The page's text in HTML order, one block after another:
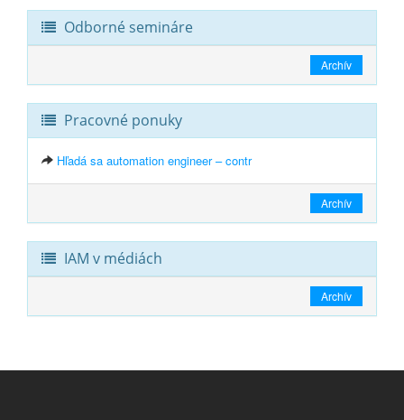
Odborné semináre
Archív
Pracovné ponuky
Hľadá sa automation engineer – contr
Archív
IAM v médiách
Archív